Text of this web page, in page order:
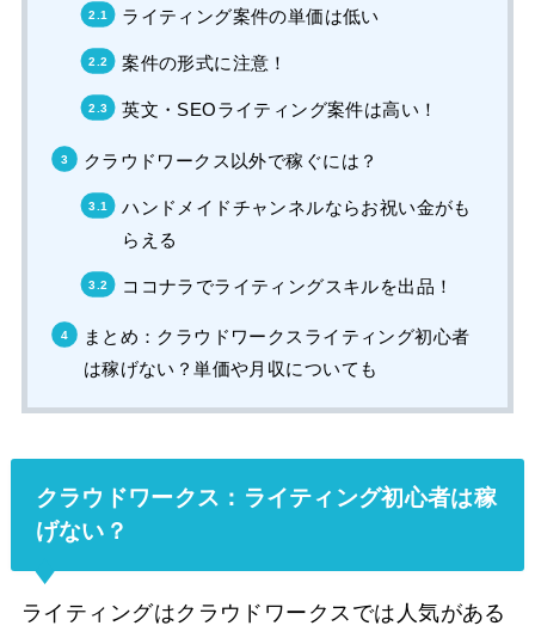
ライティング案件の単価は低い
案件の形式に注意！
英文・SEOライティング案件は高い！
クラウドワークス以外で稼ぐには？
ハンドメイドチャンネルならお祝い金がも
らえる
ココナラでライティングスキルを出品！
まとめ：クラウドワークスライティング初心者
は稼げない？単価や月収についても
クラウドワークス：ライティング初心者は稼
げない？
ライティングはクラウドワークスでは人気がある